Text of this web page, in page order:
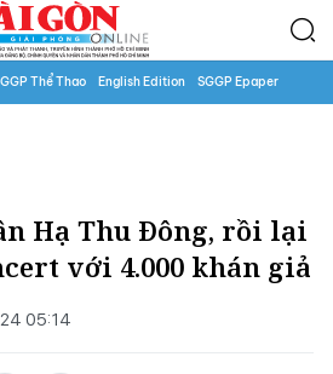
Thể Thao English Edition SGGP Epaper
Hạ Thu Đông, rồi lại
với 4.000 khán giả
05:14